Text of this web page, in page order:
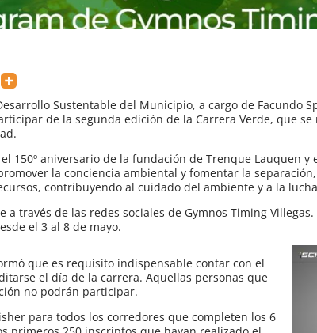
Sustentable del Municipio, a cargo de Facundo
de la segunda edición de la Carrera Verde, que
150º aniversario de la fundación de Trenque Lauquen
la conciencia ambiental y fomentar la
contribuyendo al cuidado del ambiente y a la
a través de las redes sociales de Gymnos Timing
el 3 al 8 de mayo.
que es requisito indispensable contar con el
el día de la carrera. Aquellas personas que
no podrán participar.
para todos los corredores que completen los 6